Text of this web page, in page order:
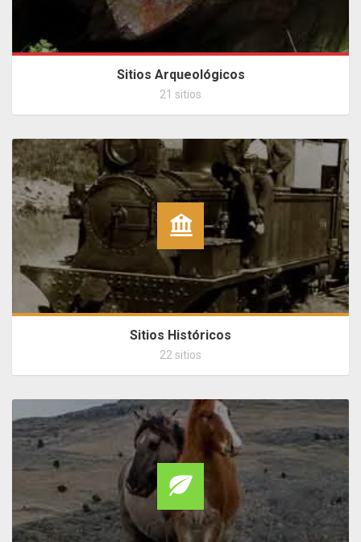
Sitios Arqueológicos
21 sitios
Sitios Históricos
22 sitios